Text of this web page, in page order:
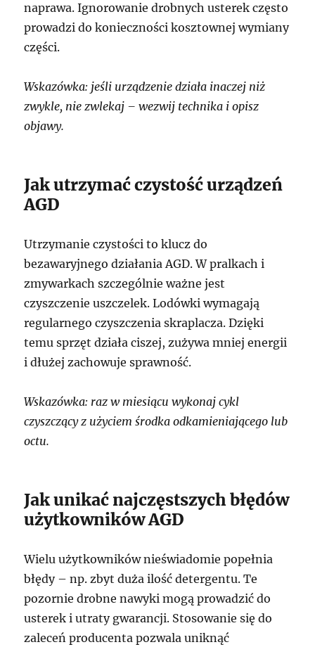
naprawa. Ignorowanie drobnych usterek często
prowadzi do konieczności kosztownej wymiany
części.
Wskazówka: jeśli urządzenie działa inaczej niż
zwykle, nie zwlekaj – wezwij technika i opisz
objawy.
Jak utrzymać czystość urządzeń
AGD
Utrzymanie czystości to klucz do
bezawaryjnego działania AGD. W pralkach i
zmywarkach szczególnie ważne jest
czyszczenie uszczelek. Lodówki wymagają
regularnego czyszczenia skraplacza. Dzięki
temu sprzęt działa ciszej, zużywa mniej energii
i dłużej zachowuje sprawność.
Wskazówka: raz w miesiącu wykonaj cykl
czyszczący z użyciem środka odkamieniającego lub
octu.
Jak unikać najczęstszych błędów
użytkowników AGD
Wielu użytkowników nieświadomie popełnia
błędy – np. zbyt duża ilość detergentu. Te
pozornie drobne nawyki mogą prowadzić do
usterek i utraty gwarancji. Stosowanie się do
zaleceń producenta pozwala uniknąć